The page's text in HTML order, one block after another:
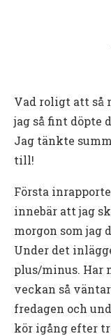
Vad roligt att så
jag så fint döpte
Jag tänkte
till!
Första
innebär att jag
morgon som jag
Under det
plus/minus. Har
veckan så
fredagen och
kör igång efter